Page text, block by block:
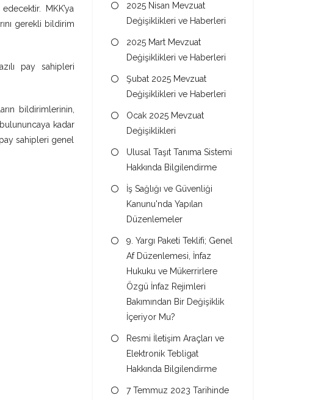
MKK’ya
gerekli bildirim
pay sahipleri
bildirimlerinin,
kadar
sahipleri genel
2025 Nisan Mevzuat
Değişiklikleri ve Haberleri
2025 Mart Mevzuat
Değişiklikleri ve Haberleri
Şubat 2025 Mevzuat
Değişiklikleri ve Haberleri
Ocak 2025 Mevzuat
Değişiklikleri
Ulusal Taşıt Tanıma Sistemi
Hakkında Bilgilendirme
İş Sağlığı ve Güvenliği
Kanunu'nda Yapılan
Düzenlemeler
9. Yargı Paketi Teklifi; Genel
Af Düzenlemesi, İnfaz
Hukuku ve Mükerrirlere
Özgü İnfaz Rejimleri
Bakımından Bir Değişiklik
İçeriyor Mu?
Resmi İletişim Araçları ve
Elektronik Tebligat
Hakkında Bilgilendirme
7 Temmuz 2023 Tarihinde